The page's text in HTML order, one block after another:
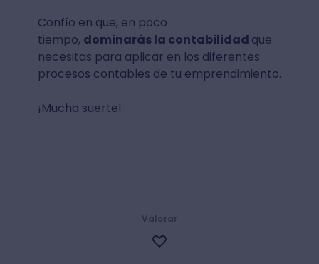
Confío en que, en poco
tiempo, dominarás la contabilidad que
necesitas para aplicar en los diferentes
procesos contables de tu emprendimiento.
¡Mucha suerte!
Valorar